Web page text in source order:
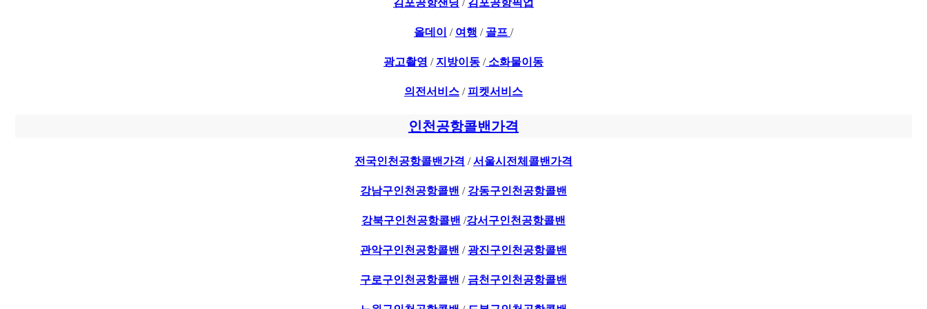
올데이 / 여행 / 골프 /
광고촬영 / 지방이동 / 소화물이동
의전서비스 /피켓서비스
인천공항콜밴가격
전국인천공항콜밴가격 /서울시전체콜밴가격
강남구인천공항콜밴 / 강동구인천공항콜밴
강북구인천공항콜밴 /강서구인천공항콜밴
관악구인천공항콜밴 / 광진구인천공항콜밴
구로구인천공항콜밴 / 금천구인천공항콜밴